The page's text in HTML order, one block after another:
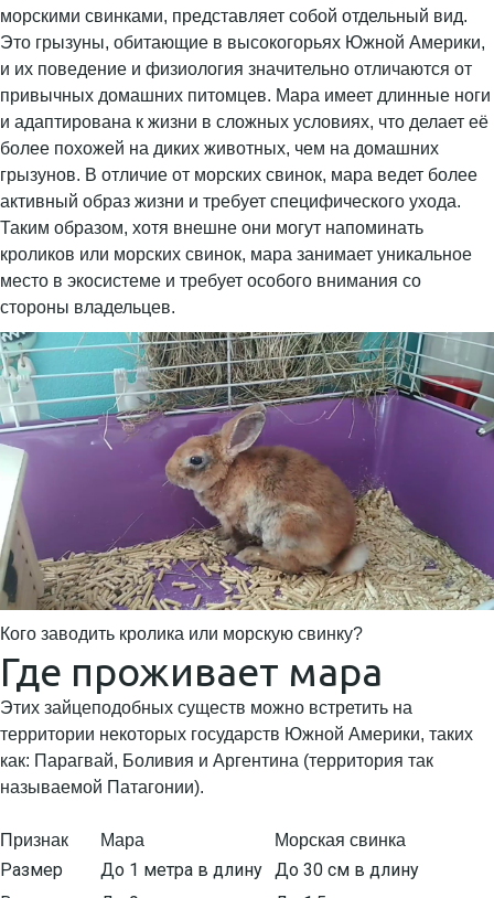
морскими свинками, представляет собой отдельный вид.
Это грызуны, обитающие в высокогорьях Южной Америки,
и их поведение и физиология значительно отличаются от
привычных домашних питомцев. Мара имеет длинные ноги
и адаптирована к жизни в сложных условиях, что делает её
более похожей на диких животных, чем на домашних
грызунов. В отличие от морских свинок, мара ведет более
активный образ жизни и требует специфического ухода.
Таким образом, хотя внешне они могут напоминать
кроликов или морских свинок, мара занимает уникальное
место в экосистеме и требует особого внимания со
стороны владельцев.
Кого заводить кролика или морскую свинку?
Где проживает мара
Этих зайцеподобных существ можно встретить на
территории некоторых государств Южной Америки, таких
как: Парагвай, Боливия и Аргентина (территория так
называемой Патагонии).
Признак Мара Морская свинка
Размер До 1 метра в длину До 30 см в длину